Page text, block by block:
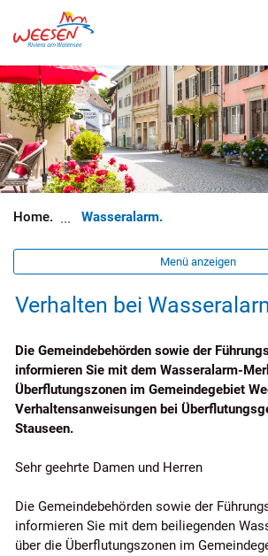
zur Startseite
Direkt zur Hauptnavigation
Direkt zum Inhalt
Direkt zur Suche
Direkt zum Stichwortverzeichnis
Wasseralarm(ausgewählt)
Menü anzeigen
Verhalten bei
Die Gemeindebehörden sowie der
informieren Sie mit dem Wasseralarm-
Überflutungszonen im Gemeindegebiet
Verhaltensanweisungen bei
Stauseen.
Sehr geehrte Damen und Herren
Die Gemeindebehörden sowie der
informieren Sie mit dem beiliegenden
über die Überflutungszonen im